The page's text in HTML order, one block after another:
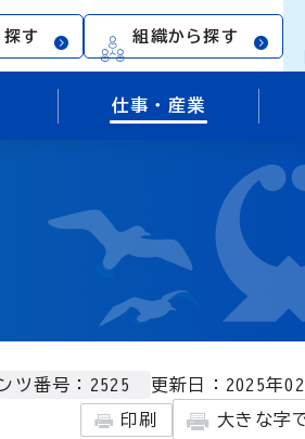
す 組織から探す
仕事・産業
ツ番号：2525 更新日：2025年
印刷 大きな字